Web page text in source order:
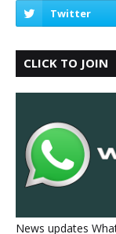
CLICK TO JOIN
News updates